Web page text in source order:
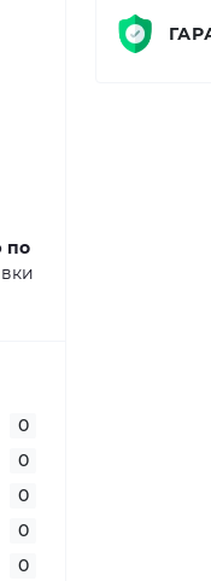
по
0
0
0
0
0